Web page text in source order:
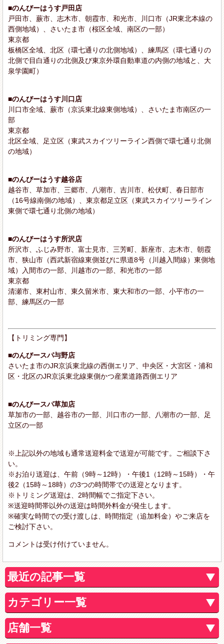
■のんびーはうす戸田店
戸田市、蕨市、志木市、朝霞市、和光市、川口市（JR東北本線の
西側地域）、さいたま市（桜区全域、南区の一部）
東京都
板橋区全域、北区（環七通りの北側地域）、練馬区（環七通りの
北側で目白通りの北側及び東京外環自動車道の内側の地域と、大
泉学園町）
■のんびーはうす川口店
川口市全域、蕨市（京浜東北線東側地域）、さいたま市南区の一
部
東京都
北区全域、足立区（東武スカイツリーライン西側で環七通り北側
の地域）
■のんびーはうす越谷店
越谷市、草加市、三郷市、八潮市、吉川市、松伏町、春日部市
（16号線南側の地域）、東京都足立区（東武スカイツリーライン
東側で環七通り北側の地域）
■のんびーはうす所沢店
所沢市、ふじみ野市、富士見市、三芳町、新座市、志木市、朝霞
市、狭山市（西武新宿線東側並びに県道8号（川越入間線）東側地
域）入間市の一部、川越市の一部、和光市の一部
東京都
清瀬市、東村山市、東久留米市、東大和市の一部、小平市の一
部、練馬区の一部
【トリミング専門】
■のんびースパ与野店
さいたま市のJR京浜東北線の西側エリア、中央区・大宮区・浦和
区・北区のJR京浜東北線東側かつ産業道路西側エリア
■のんびースパ草加店
草加市の一部、越谷市の一部、川口市の一部、八潮市の一部、足
立区の一部
※上記以外の地域も通常送迎料金で送迎が可能です。ご相談下さ
い。
※お泊り送迎は、午前（9時～12時）・午後1（12時～15時）・午
後2（15時～18時）の3つの時間帯での送迎となります。
※トリミング送迎は、2時間幅でご指定下さい。
※送迎時間帯以外の送迎は時間外料金が発生します。
※確実な時間での受け渡しは、時間指定（追加料金）やご来店を
ご検討下さい。
コメントは受け付けていません。
最近の記事一覧
カテゴリー一覧
店舗一覧